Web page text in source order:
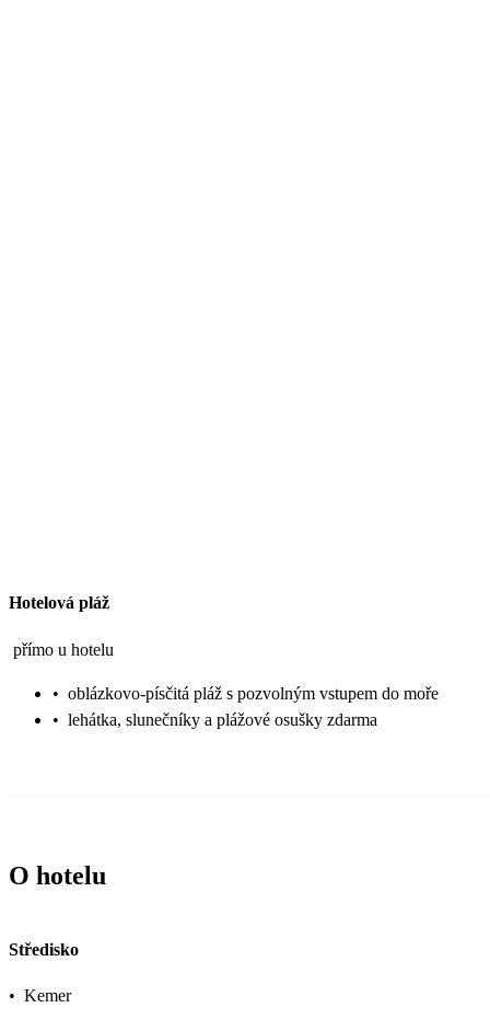
Hotelová pláž
přímo u hotelu
• oblázkovo-písčitá pláž s pozvolným vstupem do moře
• lehátka, slunečníky a plážové osušky zdarma
O hotelu
Středisko
• Kemer